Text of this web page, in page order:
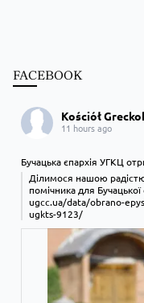
FACEBOOK
Kościół
11 hours ago
Бучацька єпархія УГКЦ
Ділимося нашою
помічника для Бучацької
ugcc.ua/data/obrano-
ugkts-9123/